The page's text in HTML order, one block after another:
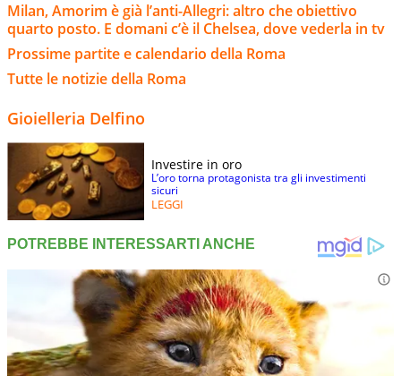
Milan, Amorim è già l’anti-Allegri: altro che obiettivo
quarto posto. E domani c’è il Chelsea, dove vederla in tv
Prossime partite e calendario della Roma
Tutte le notizie della Roma
Gioielleria Delfino
Investire in oro
L’oro torna protagonista tra gli investimenti
sicuri
LEGGI